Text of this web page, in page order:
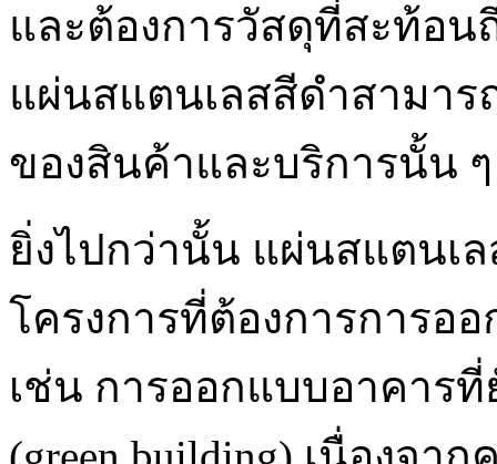
และต้องการวัสดุที่สะท้อ
แผ่นสแตนเลสสีดำสามา
ของสินค้าและบริการนั้น
ยิ่งไปกว่านั้น แผ่นสแตนเ
โครงการที่ต้องการการอ
เช่น การออกแบบอาคาร